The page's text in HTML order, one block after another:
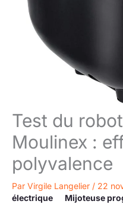
Test du
Moulinex :
polyvalence
Par Virgile Langelier / 22
électrique
Mijoteuse